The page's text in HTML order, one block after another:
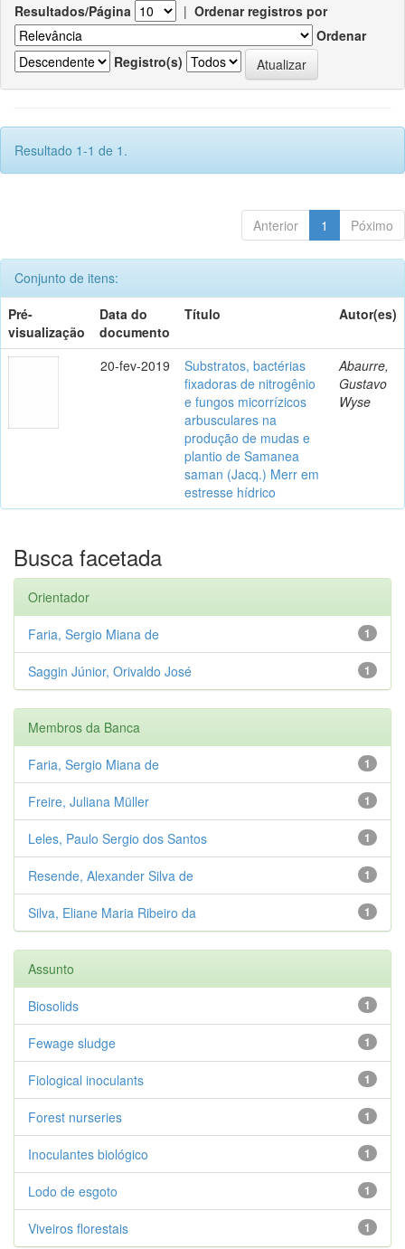
Resultados/Página | Ordenar registros por
Ordenar
Registro(s)
Resultado 1-1 de 1.
Anterior 1 Póximo
Conjunto de itens:
Pré-
visualização
Data do
documento
Título Autor(es)
20-fev-2019
Substratos, bactérias
fixadoras de nitrogênio
e fungos micorrízicos
arbusculares na
produção de mudas e
plantio de Samanea
saman (Jacq.) Merr em
estresse hídrico
Abaurre,
Gustavo
Wyse
Busca facetada
Orientador
1
Faria, Sergio Miana de
1
Saggin Júnior, Orivaldo José
Membros da Banca
1
Faria, Sergio Miana de
1
Freire, Juliana Müller
1
Leles, Paulo Sergio dos Santos
1
Resende, Alexander Silva de
1
Silva, Eliane Maria Ribeiro da
Assunto
1
Biosolids
1
Fewage sludge
1
Fiological inoculants
1
Forest nurseries
1
Inoculantes biológico
1
Lodo de esgoto
1
Viveiros florestais